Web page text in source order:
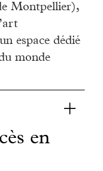
Montpellier),
espace dédié
monde
en